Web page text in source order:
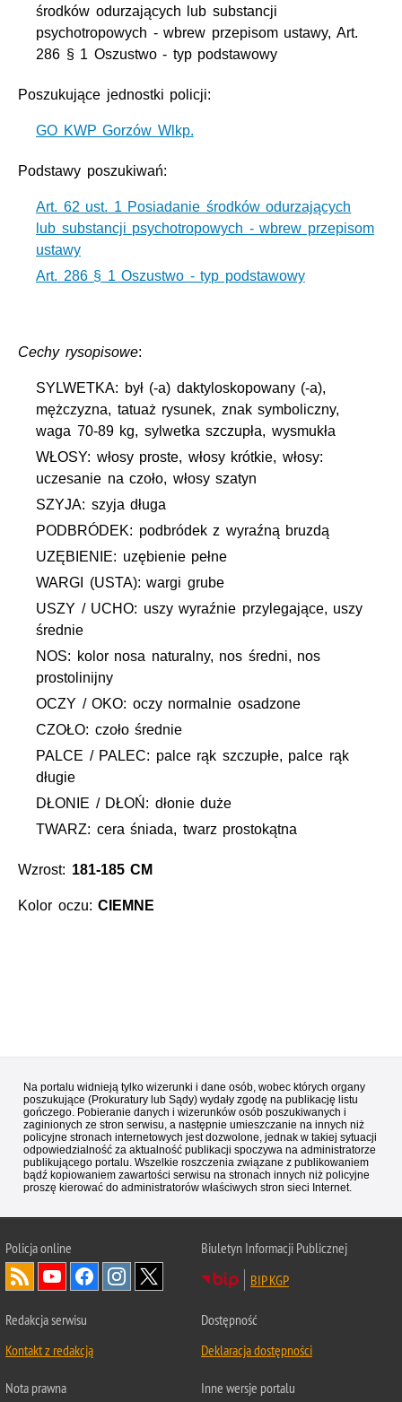
środków odurzających lub substancji
psychotropowych - wbrew przepisom ustawy, Art.
286 § 1 Oszustwo - typ podstawowy
Poszukujące jednostki policji:
GO KWP Gorzów Wlkp.
Podstawy poszukiwań:
Art. 62 ust. 1 Posiadanie środków odurzających
lub substancji psychotropowych - wbrew przepisom
ustawy
Art. 286 § 1 Oszustwo - typ podstawowy
Cechy rysopisowe:
SYLWETKA: był (-a) daktyloskopowany (-a),
mężczyzna, tatuaż rysunek, znak symboliczny,
waga 70-89 kg, sylwetka szczupła, wysmukła
WŁOSY: włosy proste, włosy krótkie, włosy:
uczesanie na czoło, włosy szatyn
SZYJA: szyja długa
PODBRÓDEK: podbródek z wyraźną bruzdą
UZĘBIENIE: uzębienie pełne
WARGI (USTA): wargi grube
USZY / UCHO: uszy wyraźnie przylegające, uszy
średnie
NOS: kolor nosa naturalny, nos średni, nos
prostolinijny
OCZY / OKO: oczy normalnie osadzone
CZOŁO: czoło średnie
PALCE / PALEC: palce rąk szczupłe, palce rąk
długie
DŁONIE / DŁOŃ: dłonie duże
TWARZ: cera śniada, twarz prostokątna
Wzrost: 181-185 CM
Kolor oczu:CIEMNE
Na portalu widnieją tylko wizerunki i dane osób, wobec których organy
poszukujące (Prokuratury lub Sądy) wydały zgodę na publikację listu
gończego. Pobieranie danych i wizerunków osób poszukiwanych i
zaginionych ze stron serwisu, a następnie umieszczanie na innych niż
policyjne stronach internetowych jest dozwolone, jednak w takiej sytuacji
odpowiedzialność za aktualność publikacji spoczywa na administratorze
publikującego portalu. Wszelkie roszczenia związane z publikowaniem
bądź kopiowaniem zawartości serwisu na stronach innych niż policyjne
proszę kierować do administratorów właściwych stron sieci Internet.
Policjaonline
Biuletyn Informacji Publicznej
BIP KGP
Redakcja serwisu
Kontakt z redakcją
Dostępność
Deklaracja dostępności
Nota prawna Inne wersje portalu